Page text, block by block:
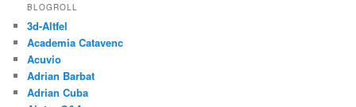
BLOGROLL
3d-Altfel
Academia Catavenc
Acuvio
Adrian Barbat
Adrian Cuba